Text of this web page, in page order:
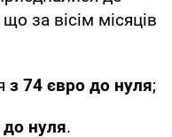
за вісім місяців
з 74 євро до нуля;
до нуля.